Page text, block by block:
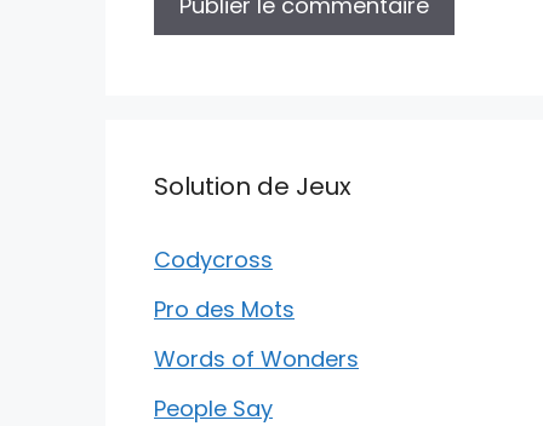
Solution de Jeux
Codycross
Pro des Mots
Words of Wonders
People Say